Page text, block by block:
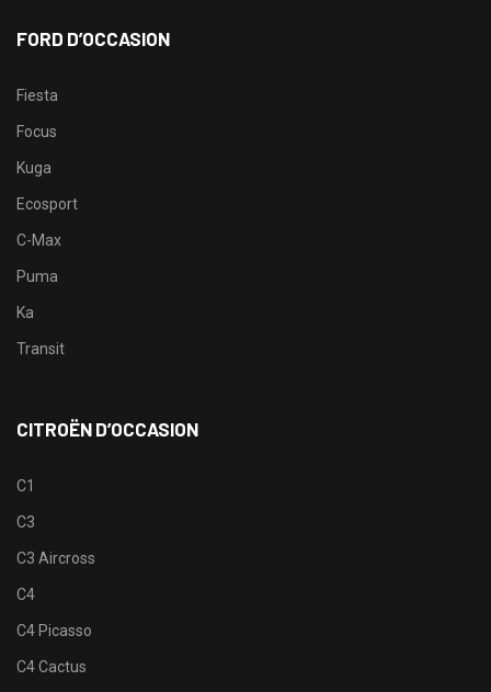
FORD D’OCCASION
Fiesta
Focus
Kuga
Ecosport
C-Max
Puma
Ka
Transit
CITROËN D’OCCASION
C1
C3
C3 Aircross
C4
C4 Picasso
C4 Cactus